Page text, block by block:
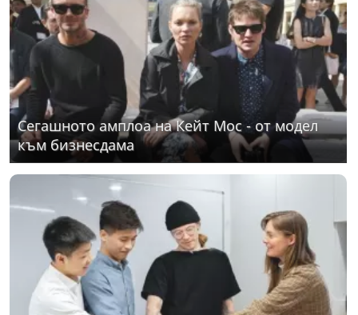
Сегашното амплоа на Кейт Мос - от модел
към бизнесдама